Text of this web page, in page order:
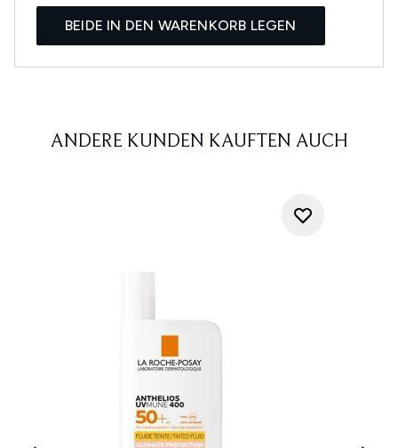
BEIDE IN DEN WARENKORB LEGEN
ANDERE KUNDEN KAUFTEN AUCH